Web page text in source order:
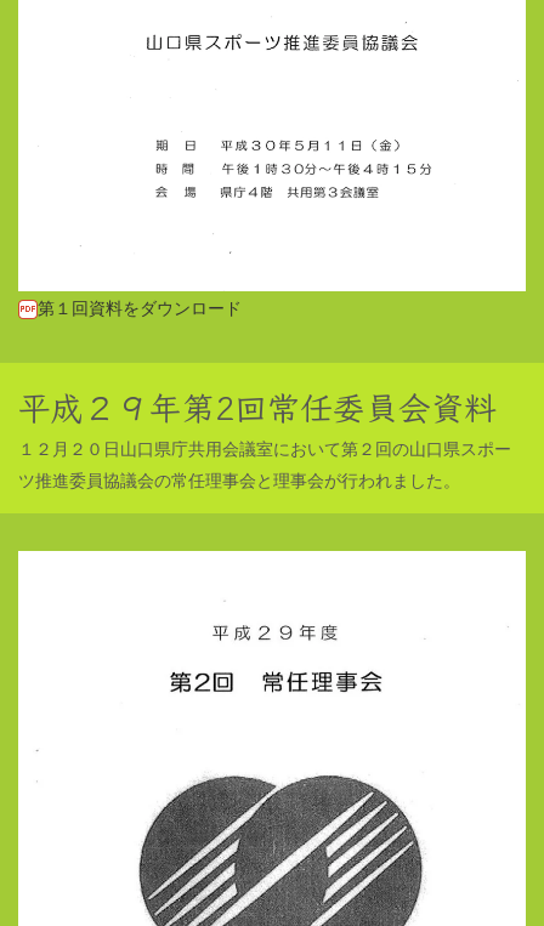
第１回資料をダウンロード
平成２９年第2回常任委員会資料
１２月２０日山口県庁共用会議室において第２回の山口県スポー
ツ推進委員協議会の常任理事会と理事会が行われました。